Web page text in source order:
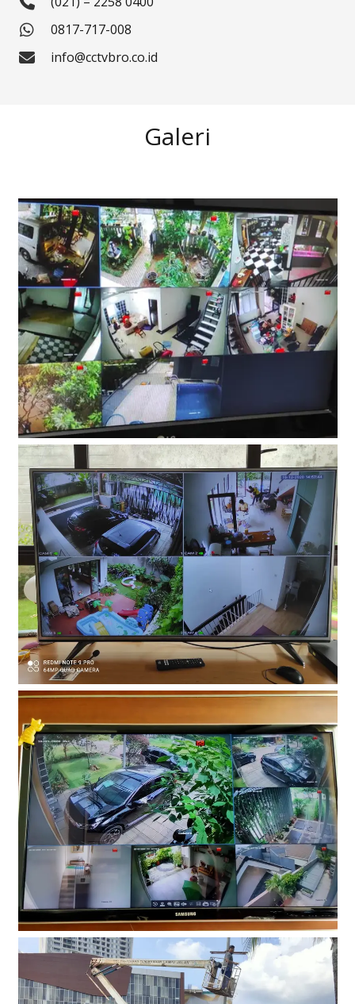
0817-717-008
info@cctvbro.co.id
Galeri